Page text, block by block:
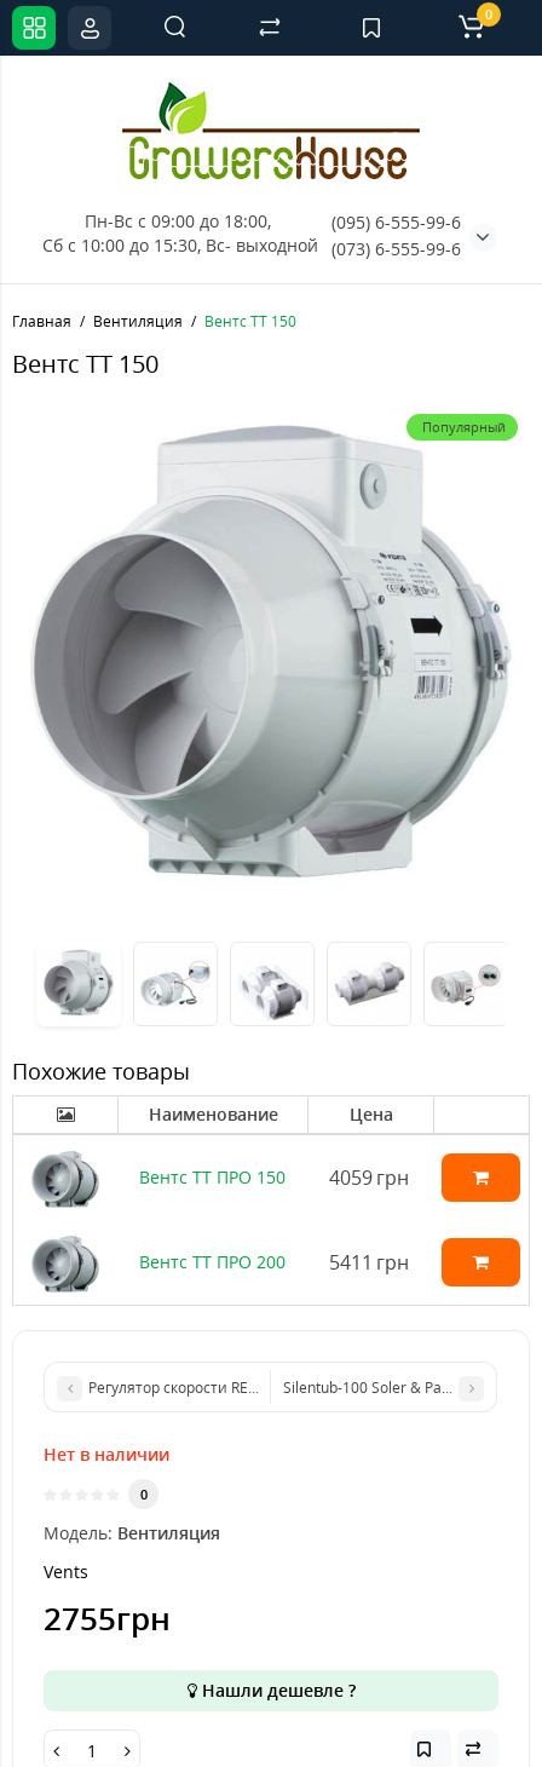
Пн-Вс с 09:00 до 18:00,
Сб с 10:00 до 15:30, Вс- выходной
(095) 6-555-99-6
(073) 6-555-99-6
0
Главная Вентиляция Вентс ТТ 150
Вентс ТТ 150
Популярный
Похожие товары
Наименование Цена
Вентс ТТ ПРО 150 4059 грн
Вентс ТТ ПРО 200 5411 грн
Регулятор скорости REB-1 NE Soler&Palau
Silentub-100 Soler & Palau
Нет в наличии
0
Модель: Вентиляция
Vents
2755грн
Нашли дешевле ?